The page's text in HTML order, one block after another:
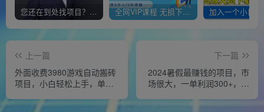
您还在到处找项目？还在当韭菜？我靠经营“一个小目标网创商城”年入百W+，曾经我也负债累累! 全网VIP课程 无损下载~
上一篇
外面收费3980游戏自动搬砖
项目，小白轻松上手，单号
＋
下一篇
2024暑假最赚钱的项目，市
场很大，一单利润300+，每